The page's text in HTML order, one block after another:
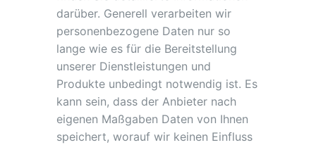
darüber. Generell verarbeiten wir
personenbezogene Daten nur so
lange wie es für die Bereitstellung
unserer Dienstleistungen und
Produkte unbedingt notwendig ist. Es
kann sein, dass der Anbieter nach
eigenen Maßgaben Daten von Ihnen
speichert, worauf wir keinen Einfluss